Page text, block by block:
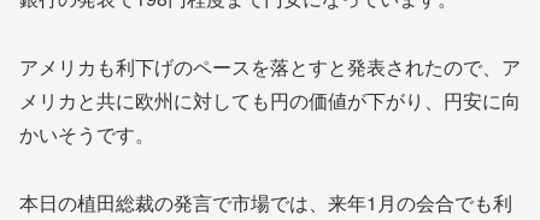
アメリカも利下げのペースを落とすと発表されたので、ア
メリカと共に欧州に対しても円の価値が下がり、円安に向
かいそうです。
本日の植田総裁の発言で市場では、来年1月の会合でも利